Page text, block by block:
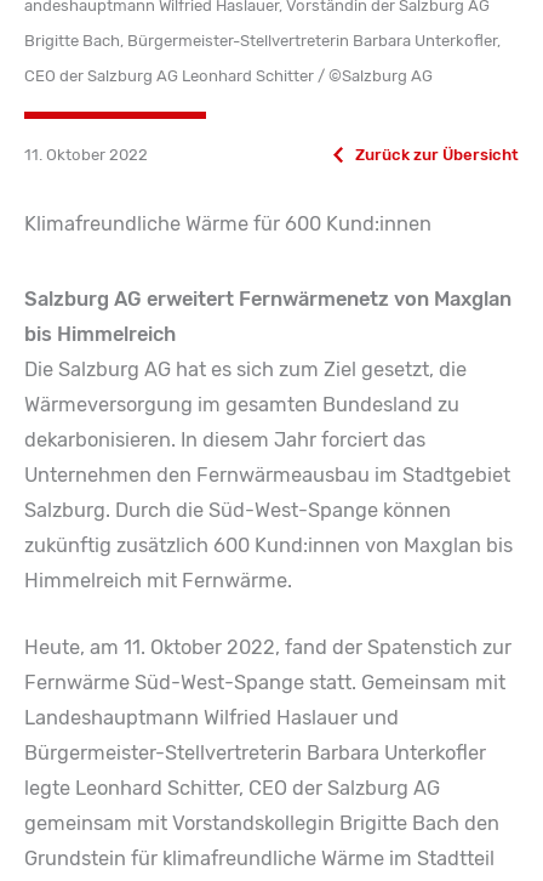
andeshauptmann Wilfried Haslauer, Vorständin der Salzburg AG
Brigitte Bach, Bürgermeister-Stellvertreterin Barbara Unterkofler,
CEO der Salzburg AG Leonhard Schitter / ©Salzburg AG
11. Oktober 2022 Zurück zur Übersicht
Klimafreundliche Wärme für 600 Kund:innen
Salzburg AG erweitert Fernwärmenetz von Maxglan
bis Himmelreich
Die Salzburg AG hat es sich zum Ziel gesetzt, die
Wärmeversorgung im gesamten Bundesland zu
dekarbonisieren. In diesem Jahr forciert das
Unternehmen den Fernwärmeausbau im Stadtgebiet
Salzburg. Durch die Süd-West-Spange können
zukünftig zusätzlich 600 Kund:innen von Maxglan bis
Himmelreich mit Fernwärme.
Heute, am 11. Oktober 2022, fand der Spatenstich zur
Fernwärme Süd-West-Spange statt. Gemeinsam mit
Landeshauptmann Wilfried Haslauer und
Bürgermeister-Stellvertreterin Barbara Unterkofler
legte Leonhard Schitter, CEO der Salzburg AG
gemeinsam mit Vorstandskollegin Brigitte Bach den
Grundstein für klimafreundliche Wärme im Stadtteil